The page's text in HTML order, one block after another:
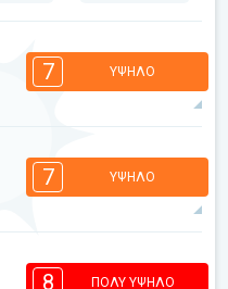
7 ΥΨΗΛΌ
4
14:00
3
20:21 34°μέγιστη
7 ΥΨΗΛΌ
4
2
8 ΠΟΛΎ ΥΨΗΛΌ